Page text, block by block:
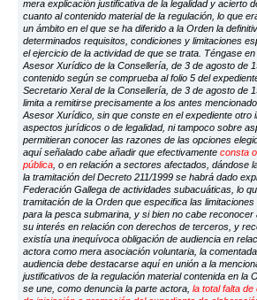
mera explicación justificativa de la legalidad y acierto
cuanto al contenido material de la regulación, lo que
un ámbito en el que se ha diferido a la Orden la
determinados requisitos, condiciones y limitaciones
el ejercicio de la actividad de que se trata. Téngase
Asesor Xurídico de la Consellería, de 3 de agosto de
contenido según se comprueba al folio 5 del
Secretario Xeral de la Consellería, de 3 de agosto de
limita a remitirse precisamente a los antes
Asesor Xurídico, sin que conste en el expediente otro
aspectos jurídicos o de legalidad, ni tampoco sobre
permitieran conocer las razones de las opciones
aquí señalado cabe añadir que efectivamenteconsta
pública , o en relación a sectores afectados, dándose
la tramitación del Decreto 211/1999 se habrá dado
Federación Gallega de actividades subacuáticas, lo
tramitación de la Orden que especifica las
para la pesca submarina, y si bien no cabe reconocer
su interés en relación con derechos de terceros, y
existía una inequívoca obligación de audiencia en
actora como mera asociación voluntaria, la
audiencia debe destacarse aquí en unión a la
justificativos de la regulación material contenida en la
se une, como denuncia la parte actora,la total falta